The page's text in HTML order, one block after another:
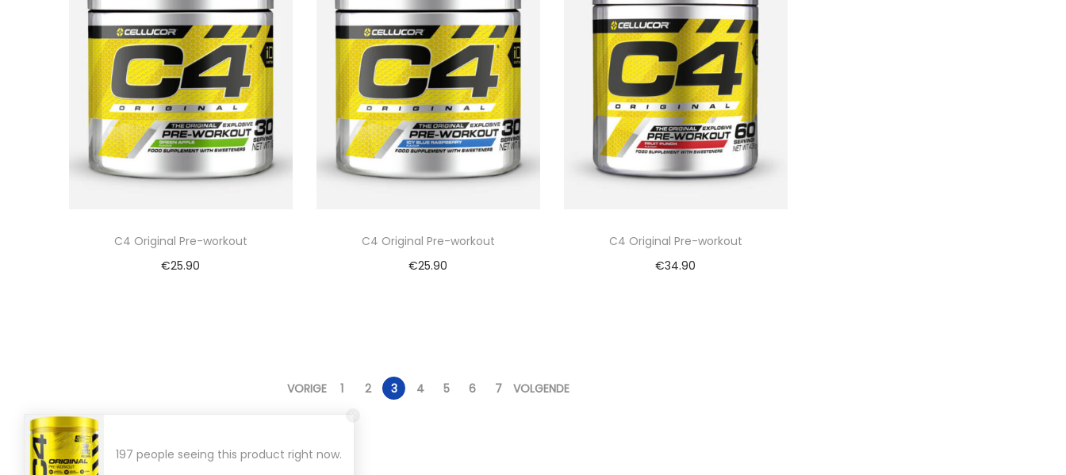
C4 Original Pre-workout
€25.90
C4 Original Pre-workout
€25.90
C4 Original Pre-workout
€34.90
VORIGE 1 2 3 4 5 6 7 VOLGENDE
197 people seeing this product right now.